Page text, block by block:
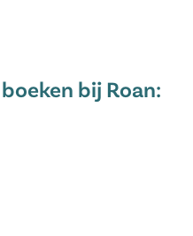
bij Roan: